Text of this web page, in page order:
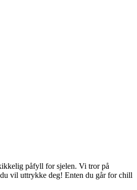
påfyll for sjelen. Vi tror på
vil uttrykke deg! Enten du går for chill